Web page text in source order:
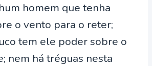
homem que tenha
o vento para o reter;
tem ele poder sobre o
nem há tréguas nesta